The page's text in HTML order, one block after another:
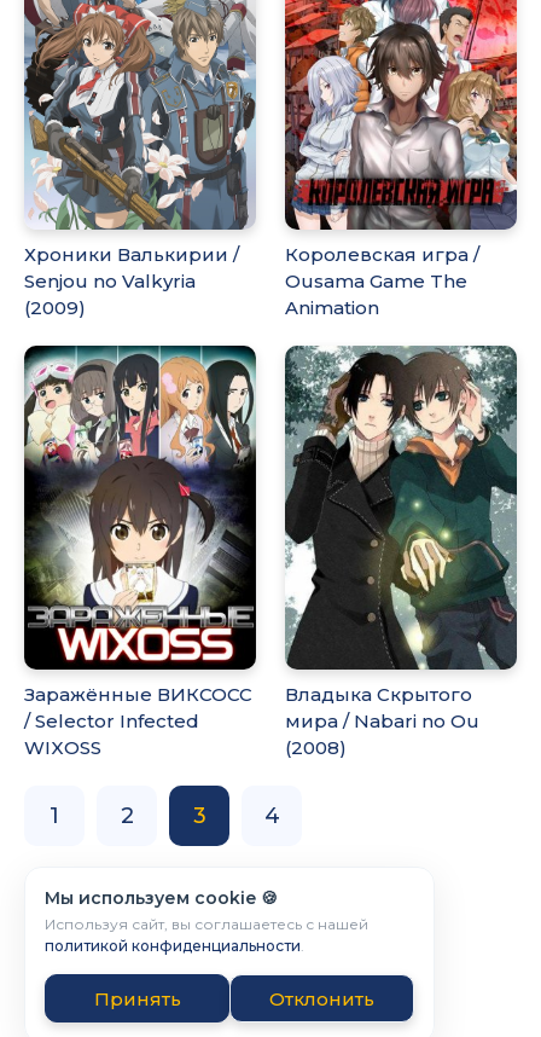
Хроники Валькирии /
Senjou no Valkyria
(2009)
Королевская игра /
Ousama Game The
Animation
Заражённые ВИКСОСС
/ Selector Infected
WIXOSS
Владыка Скрытого
мира / Nabari no Ou
(2008)
1 2 3 4
Мы используем cookie 🍪
Используя сайт, вы соглашаетесь с нашей
политикой конфиденциальности.
Принять Отклонить